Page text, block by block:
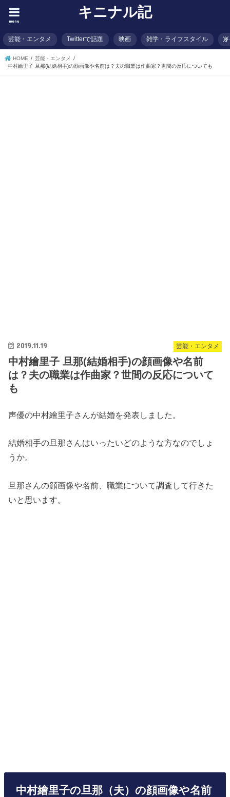
キニナル記
menu
芸能・エンタメ Twitterで話題 映画 雑学・ライフスタイル
HOME
芸能・エンタメ
中村繪里子 旦那(結婚相手)の顔画像や名前は？夫の職業は作曲家？世間の反応についても
芸能・エンタメ
2019.11.19
中村繪里子 旦那(結婚相手)の顔画像や名前
は？夫の職業は作曲家？世間の反応について
も
声優の中村繪里子さんが結婚を発表しました。
結婚相手の旦那さんはいったいどのような方なのでしょ
うか。
旦那さんの顔画像や名前、職業について調査して行きた
いと思います。
中村繪里子の旦那（夫）の顔画像や名前